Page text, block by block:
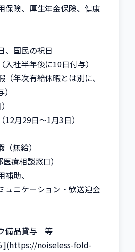
保険、厚生年金保険、健康
、国民の祝日
入社半年後に10日付与）
（年次有給休暇とは別に、
12月29日〜1月3日）
無給）
療相談窓口）
助、
ュニケーション・歓送迎会
備品貸与　等
](https://noiseless-fold-